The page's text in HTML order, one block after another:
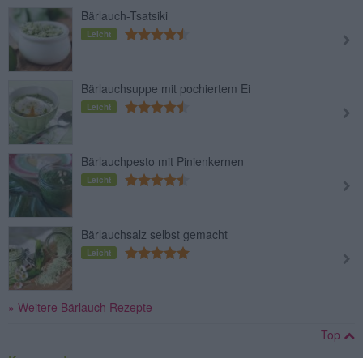
Bärlauch-Tsatsiki
Leicht
Bärlauchsuppe mit pochiertem Ei
Leicht
Bärlauchpesto mit Pinienkernen
Leicht
Bärlauchsalz selbst gemacht
Leicht
» Weitere Bärlauch Rezepte
Top